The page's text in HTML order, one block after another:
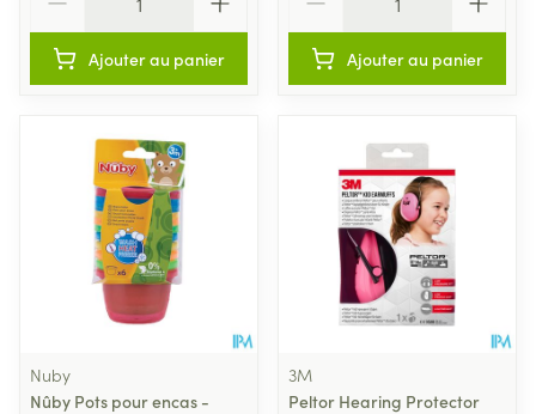
Ajouter au panier Ajouter au panier
Nuby
Nûby Pots pour encas -
3M
Peltor Hearing Protector